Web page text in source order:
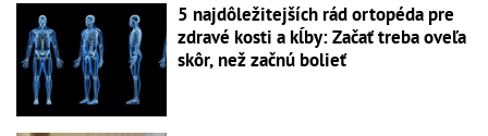
5 najdôležitejších rád ortopéda pre
zdravé kosti a kĺby: Začať treba oveľa
skôr, než začnú bolieť